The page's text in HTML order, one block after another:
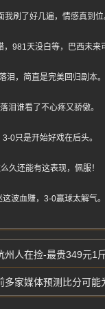
刷了好几遍，情感真到位
981天没白等，巴西未来
，简直是完美回归剧本。
泪谁看了不心疼又骄傲。
0只是开始好戏在后头。
久还能有这表现，佩服！
波血赚，3-0赢球太解气。
州人在捡-最贵349元1
家媒体预测比分可能